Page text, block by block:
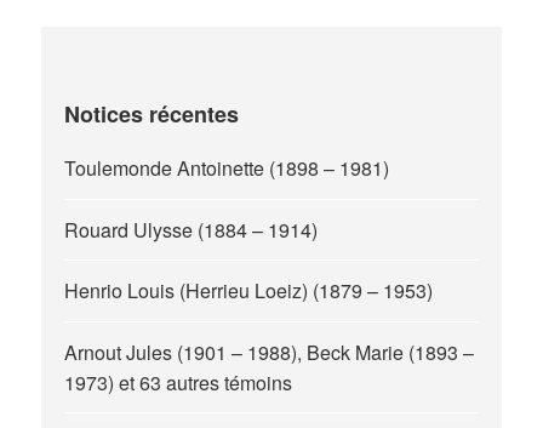
Notices récentes
Toulemonde Antoinette (1898 – 1981)
Rouard Ulysse (1884 – 1914)
Henrio Louis (Herrieu Loeiz) (1879 – 1953)
Arnout Jules (1901 – 1988), Beck Marie (1893 –
1973) et 63 autres témoins